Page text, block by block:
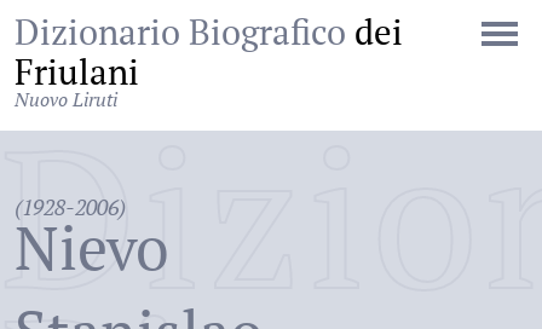
Dizionario Biografico dei
Friulani
Nuovo Liruti
(1928-2006)
Nievo